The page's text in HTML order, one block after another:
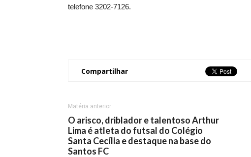
telefone 3202-7126.
Compartilhar
Matéria anterior
O arisco, driblador e talentoso Arthur
Lima é atleta do futsal do Colégio
Santa Cecília e destaque na base do
Santos FC